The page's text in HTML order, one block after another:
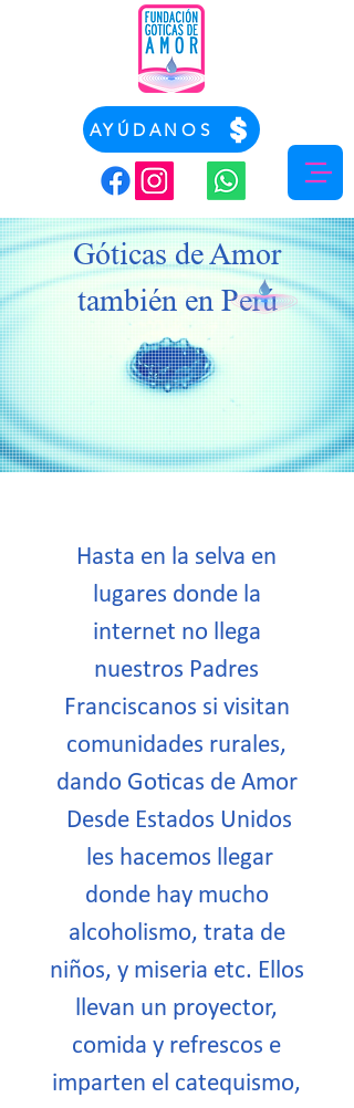
AYÚDANOS
Góticas de Amor
también en Perú
Hasta en la selva en
lugares donde la
internet no llega
nuestros Padres
Franciscanos si visitan
comunidades rurales,
dando Goticas de Amor
Desde Estados Unidos
les hacemos llegar
donde hay mucho
alcoholismo, trata de
niños, y miseria etc. Ellos
llevan un proyector,
comida y refrescos e
imparten el catequismo,